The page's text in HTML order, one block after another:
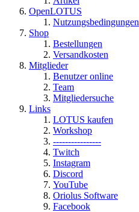
OpenLOTUS
Nutzungsbedingungen
Shop
Bestellungen
Versandkosten
Mitglieder
Benutzer online
Team
Mitgliedersuche
Links
LOTUS kaufen
Workshop
----------------
Twitch
Instagram
Discord
YouTube
Oriolus Software
Facebook